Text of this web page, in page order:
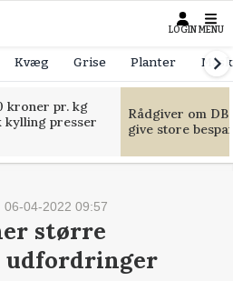
LOGIN MENU
Kvæg Grise Planter
kroner pr. kg
kylling presser
Rådgiver om
give store
06-04-2022 09:57
større
udfordringer